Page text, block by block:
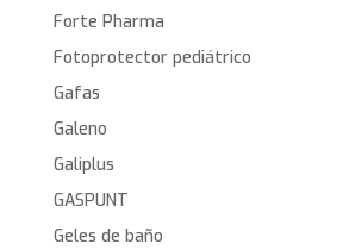
Forte Pharma
Fotoprotector pediátrico
Gafas
Galeno
Galiplus
GASPUNT
Geles de baño